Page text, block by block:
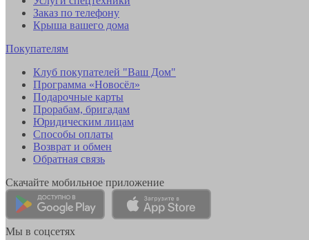
Заказ по телефону
Крыша вашего дома
Покупателям
Клуб покупателей "Ваш Дом"
Программа «Новосёл»
Подарочные карты
Прорабам, бригадам
Юридическим лицам
Способы оплаты
Возврат и обмен
Обратная связь
Скачайте мобильное приложение
Мы в соцсетях